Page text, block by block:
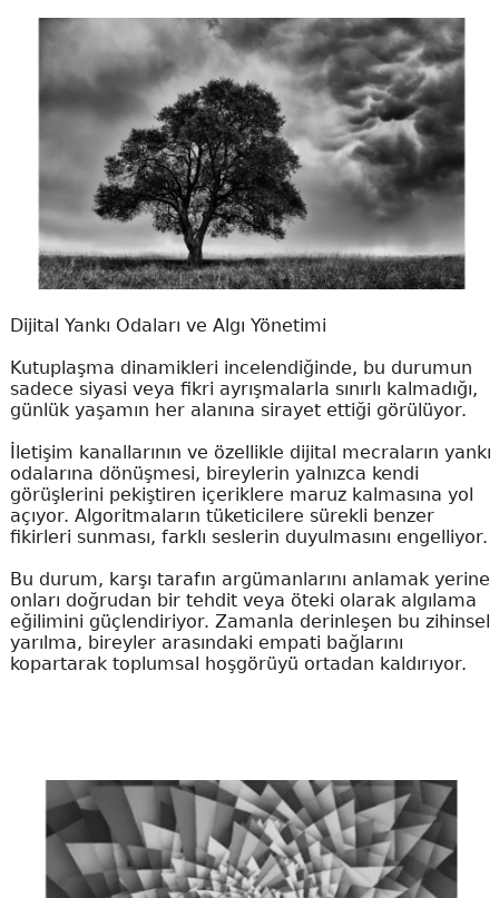
Dijital Yankı Odaları ve Algı Yönetimi
Kutuplaşma dinamikleri incelendiğinde, bu durumun
sadece siyasi veya fikri ayrışmalarla sınırlı kalmadığı,
günlük yaşamın her alanına sirayet ettiği görülüyor.
İletişim kanallarının ve özellikle dijital mecraların yankı
odalarına dönüşmesi, bireylerin yalnızca kendi
görüşlerini pekiştiren içeriklere maruz kalmasına yol
açıyor. Algoritmaların tüketicilere sürekli benzer
fikirleri sunması, farklı seslerin duyulmasını engelliyor.
Bu durum, karşı tarafın argümanlarını anlamak yerine
onları doğrudan bir tehdit veya öteki olarak algılama
eğilimini güçlendiriyor. Zamanla derinleşen bu zihinsel
yarılma, bireyler arasındaki empati bağlarını
kopartarak toplumsal hoşgörüyü ortadan kaldırıyor.